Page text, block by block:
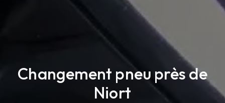
Changement pneu près de
Niort